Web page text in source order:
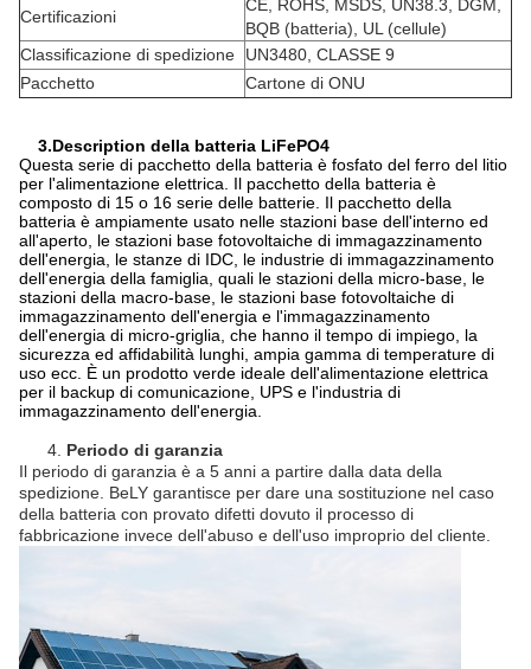
Certificazioni
CE, ROHS, MSDS, UN38.3, DGM,
BQB (batteria), UL (cellule)
Classificazione di spedizione
UN3480, CLASSE 9
Pacchetto
Cartone di ONU
3.Description della batteria LiFePO4
Questa serie di pacchetto della batteria è fosfato del ferro del litio
per l'alimentazione elettrica. Il pacchetto della batteria è
composto di 15 o 16 serie delle batterie. Il pacchetto della
batteria è ampiamente usato nelle stazioni base dell'interno ed
all'aperto, le stazioni base fotovoltaiche di immagazzinamento
dell'energia, le stanze di IDC, le industrie di immagazzinamento
dell'energia della famiglia, quali le stazioni della micro-base, le
stazioni della macro-base, le stazioni base fotovoltaiche di
immagazzinamento dell'energia e l'immagazzinamento
dell'energia di micro-griglia, che hanno il tempo di impiego, la
sicurezza ed affidabilità lunghi, ampia gamma di temperature di
uso ecc. È un prodotto verde ideale dell'alimentazione elettrica
per il backup di comunicazione, UPS e l'industria di
immagazzinamento dell'energia.
4. Periodo di garanzia
Il periodo di garanzia è a 5 anni a partire dalla data della
spedizione. BeLY garantisce per dare una sostituzione nel caso
della batteria con provato difetti dovuto il processo di
fabbricazione invece dell'abuso e dell'uso improprio del cliente.